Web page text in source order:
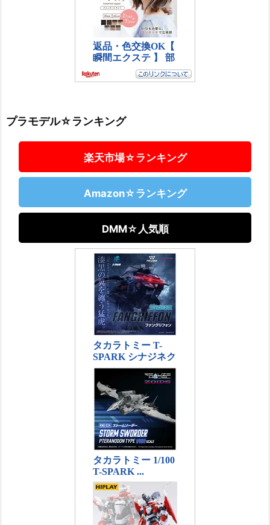
プラモデル☆ランキング
楽天市場☆ランキング
Amazon☆ランキング
DMM☆人気順